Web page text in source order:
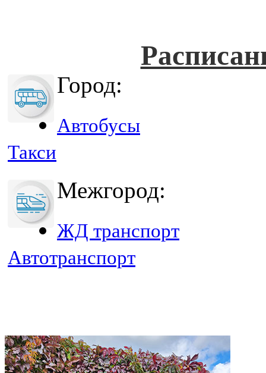
Город:
Автобусы
Такси
Межгород:
ЖД транспорт
Автотранспорт